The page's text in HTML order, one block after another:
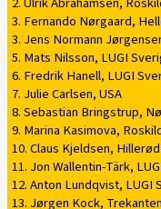
3. Fernando Nørgaard,
3. Jens Normann
5. Mats Nilsson, LUGI
6. Fredrik Hanell, LUGI
7. Julie Carlsen, USA
8. Sebastian Bringstrup,
9. Marina Kasimova,
10. Claus Kjeldsen,
11. Jon Wallentin-Tärk,
12. Anton Lundqvist, LUGI
13. Jørgen Kock, Trekanten